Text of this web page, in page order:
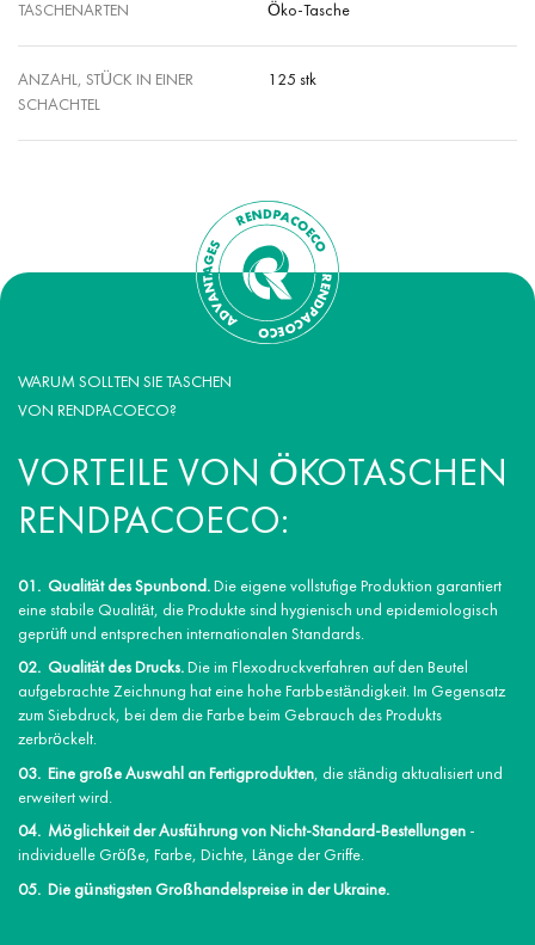
TASCHENARTEN Öko-Tasche
ANZAHL, STÜCK IN EINER
SCHACHTEL
125 stk
WARUM SOLLTEN SIE TASCHEN
VON RENDPACOECO?
VORTEILE VON ÖKOTASCHEN
RENDPACOECO:
Qualität des Spunbond.Die eigene vollstufige Produktion garantiert
eine stabile Qualität, die Produkte sind hygienisch und epidemiologisch
geprüft und entsprechen internationalen Standards.
Qualität des Drucks. Die im Flexodruckverfahren auf den Beutel
aufgebrachte Zeichnung hat eine hohe Farbbeständigkeit. Im Gegensatz
zum Siebdruck, bei dem die Farbe beim Gebrauch des Produkts
zerbröckelt.
Eine große Auswahl an Fertigprodukten, die ständig aktualisiert und
erweitert wird.
Möglichkeit der Ausführung von Nicht-Standard-Bestellungen -
individuelle Größe, Farbe, Dichte, Länge der Griffe.
Die günstigsten Großhandelspreise in der Ukraine.